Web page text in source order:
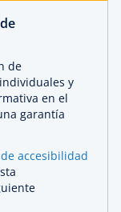
de
y
en el
garantía
accesibilidad